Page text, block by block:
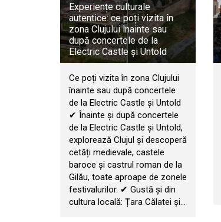
Experiențe culturale
autentice: ce poți vizita în
zona Clujului înainte sau
după concertele de la
Electric Castle și Untold
Ce poți vizita în zona Clujului
înainte sau după concertele
de la Electric Castle și Untold
✔ Înainte și după concertele
de la Electric Castle și Untold,
explorează Clujul și descoperă
cetăți medievale, castele
baroce și castrul roman de la
Gilău, toate aproape de zonele
festivalurilor. ✔ Gustă și din
cultura locală: Țara Călatei și…